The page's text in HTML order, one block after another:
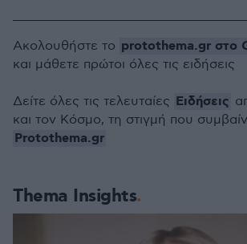
Thema Insights
Ακολουθήστε το protothema.gr στο
και μάθετε πρώτοι όλες τις ειδήσεις
Δείτε όλες τις τελευταίες Ειδήσεις
και τον Κόσμο, τη στιγμή που
Protothema.gr